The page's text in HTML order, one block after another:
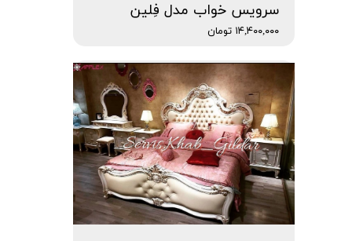
سرویس خواب مدل فِلین
۱۴,۴۰۰,۰۰۰ تومان